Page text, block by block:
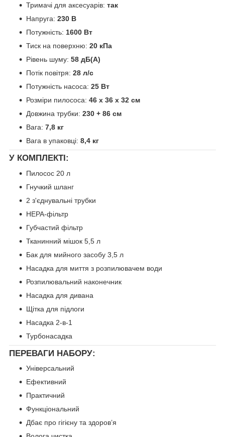
Тримачі для аксесуарів: так
Напруга: 230 В
Потужність: 1600 Вт
Тиск на поверхню: 20 кПа
Рівень шуму: 58 дБ(А)
Потік повітря: 28 л/с
Потужність насоса: 25 Вт
Розміри пилососа: 46 x 36 x 32 см
Довжина трубки: 230 + 86 см
Вага: 7,8 кг
Вага в упаковці: 8,4 кг
У КОМПЛЕКТІ:
Пилосос 20 л
Гнучкий шланг
2 з'єднувальні трубки
HEPA-фільтр
Губчастий фільтр
Тканинний мішок 5,5 л
Бак для мийного засобу 3,5 л
Насадка для миття з розпилювачем води
Розпилювальний наконечник
Насадка для дивана
Щітка для підлоги
Насадка 2-в-1
Турбонасадка
ПЕРЕВАГИ НАБОРУ:
Універсальний
Ефективний
Практичний
Функціональний
Дбає про гігієну та здоров’я